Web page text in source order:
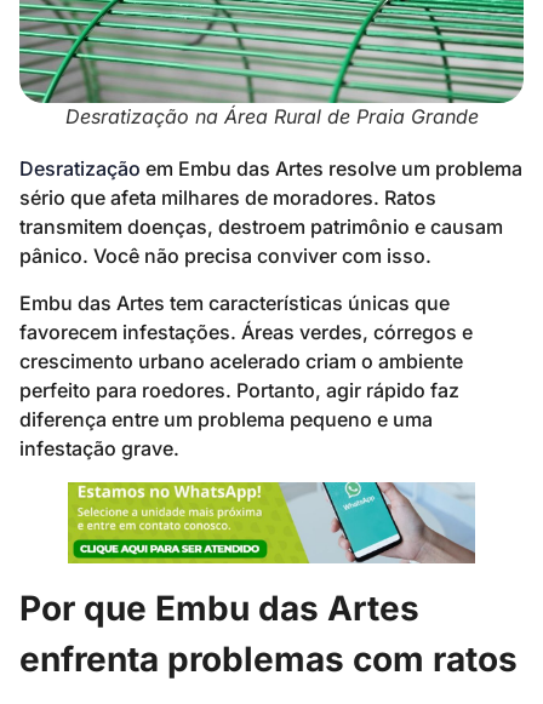
Desratização na Área Rural de Praia Grande
Desratização em Embu das Artes resolve um problema
sério que afeta milhares de moradores. Ratos
transmitem doenças, destroem patrimônio e causam
pânico. Você não precisa conviver com isso.
Embu das Artes tem características únicas que
favorecem infestações. Áreas verdes, córregos e
crescimento urbano acelerado criam o ambiente
perfeito para roedores. Portanto, agir rápido faz
diferença entre um problema pequeno e uma
infestação grave.
Por que Embu das Artes
enfrenta problemas com ratos